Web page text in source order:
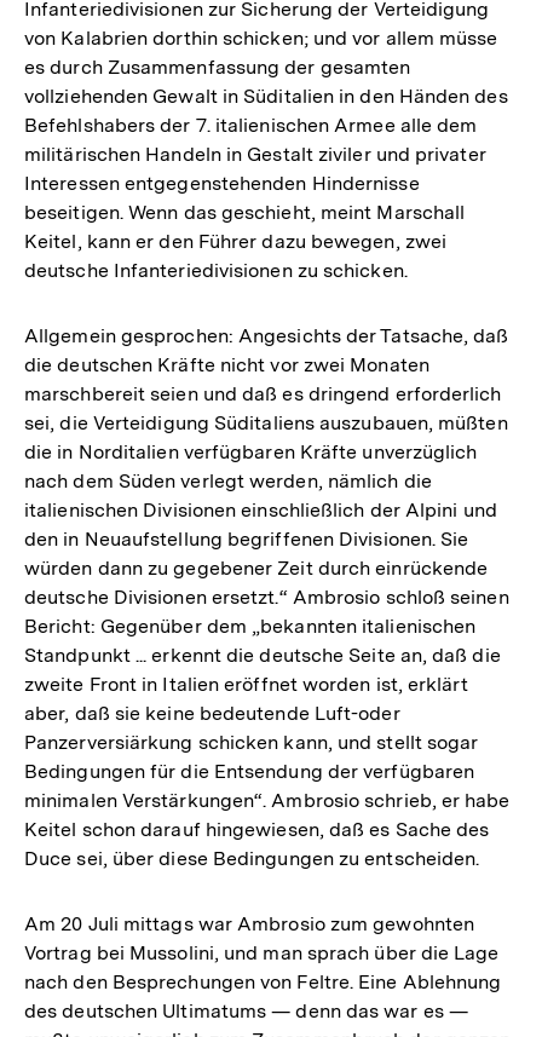
Infanteriedivisionen zur Sicherung der Verteidigung
von Kalabrien dorthin schicken; und vor allem müsse
es durch Zusammenfassung der gesamten
vollziehenden Gewalt in Süditalien in den Händen des
Befehlshabers der 7. italienischen Armee alle dem
militärischen Handeln in Gestalt ziviler und privater
Interessen entgegenstehenden Hindernisse
beseitigen. Wenn das geschieht, meint Marschall
Keitel, kann er den Führer dazu bewegen, zwei
deutsche Infanteriedivisionen zu schicken.
Allgemein gesprochen: Angesichts der Tatsache, daß
die deutschen Kräfte nicht vor zwei Monaten
marschbereit seien und daß es dringend erforderlich
sei, die Verteidigung Süditaliens auszubauen, müßten
die in Norditalien verfügbaren Kräfte unverzüglich
nach dem Süden verlegt werden, nämlich die
italienischen Divisionen einschließlich der Alpini und
den in Neuaufstellung begriffenen Divisionen. Sie
würden dann zu gegebener Zeit durch einrückende
deutsche Divisionen ersetzt.“ Ambrosio schloß seinen
Bericht: Gegenüber dem „bekannten italienischen
Standpunkt ... erkennt die deutsche Seite an, daß die
zweite Front in Italien eröffnet worden ist, erklärt
aber, daß sie keine bedeutende Luft-oder
Panzerversiärkung schicken kann, und stellt sogar
Bedingungen für die Entsendung der verfügbaren
minimalen Verstärkungen“. Ambrosio schrieb, er habe
Keitel schon darauf hingewiesen, daß es Sache des
Duce sei, über diese Bedingungen zu entscheiden.
Am 20 Juli mittags war Ambrosio zum gewohnten
Vortrag bei Mussolini, und man sprach über die Lage
nach den Besprechungen von Feltre. Eine Ablehnung
des deutschen Ultimatums — denn das war es —